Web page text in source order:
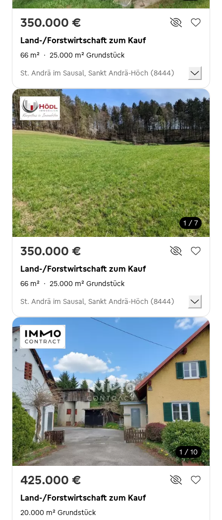
350.000 €
Land-/Forstwirtschaft zum Kauf
66 m² · 25.000 m² Grundstück
St. Andrä im Sausal, Sankt Andrä-Höch (8444)
1 / 7
350.000 €
Land-/Forstwirtschaft zum Kauf
66 m² · 25.000 m² Grundstück
St. Andrä im Sausal, Sankt Andrä-Höch (8444)
1 / 10
425.000 €
Land-/Forstwirtschaft zum Kauf
20.000 m² Grundstück